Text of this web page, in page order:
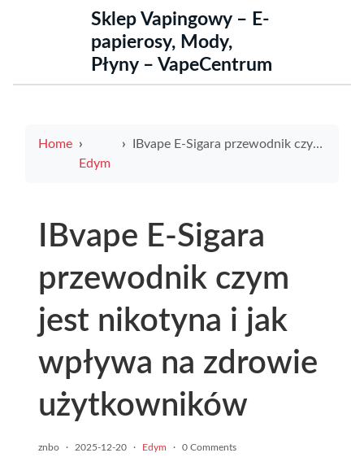
Sklep Vapingowy – E-
papierosy, Mody,
Płyny – VapeCentrum
Home
Edym
IBvape E-Sigara przewodnik czym jest nikotyna i jak wpływa na zdrowie użytkowników
IBvape E-Sigara
przewodnik czym
jest nikotyna i jak
wpływa na zdrowie
użytkowników
znbo · 2025-12-20 · Edym · 0 Comments